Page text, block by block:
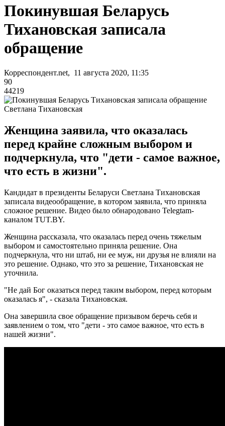
Покинувшая Беларусь
Тихановская записала
обращение
Корреспондент.net, 11 августа 2020, 11:35
90
44219
Светлана Тихановская
Женщина заявила, что оказалась
перед крайне сложным выбором и
подчеркнула, что "дети - самое важное,
что есть в жизни".
Кандидат в президенты Беларуси Светлана Тихановская
записала видеообращение, в котором заявила, что приняла
сложное решение. Видео было обнародовано Telegtam-
каналом TUT.BY.
Женщина рассказала, что оказалась перед очень тяжелым
выбором и самостоятельно приняла решение. Она
подчеркнула, что ни штаб, ни ее муж, ни друзья не влияли на
это решение. Однако, что это за решение, Тихановская не
уточнила.
"Не дай Бог оказаться перед таким выбором, перед которым
оказалась я", - сказала Тихановская.
Она завершила свое обращение призывом беречь себя и
заявлением о том, что "дети - это самое важное, что есть в
нашей жизни".